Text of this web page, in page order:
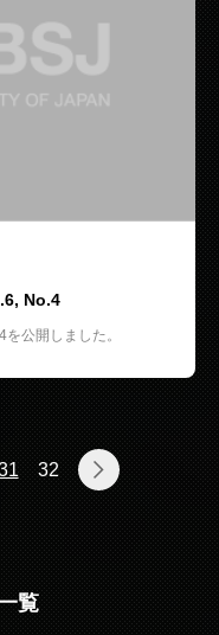
No.4
公開しました。
32
覧